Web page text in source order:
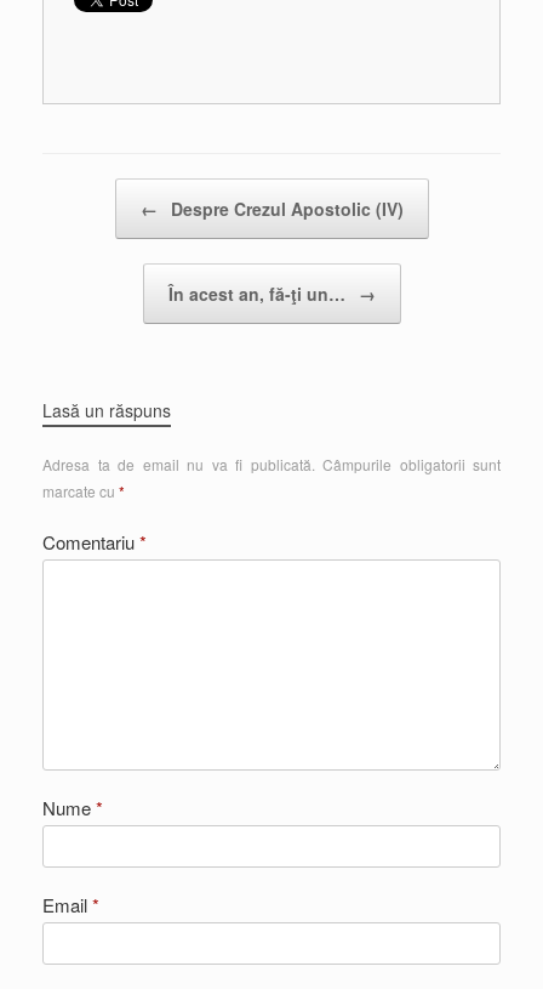
← Despre Crezul Apostolic (IV)
În acest an, fă-ţi un… →
Lasă un răspuns
Adresa ta de email nu va fi publicată. Câmpurile obligatorii sunt
marcate cu *
Comentariu*
Nume*
Email*